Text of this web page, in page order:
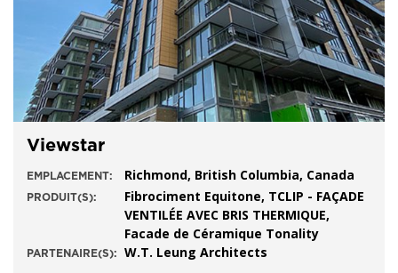
Viewstar
EMPLACEMENT: Richmond, British Columbia, Canada
PRODUIT(S):
Fibrociment Equitone, TCLIP - FAÇADE
VENTILÉE AVEC BRIS THERMIQUE,
Facade de Céramique Tonality
PARTENAIRE(S): W.T. Leung Architects